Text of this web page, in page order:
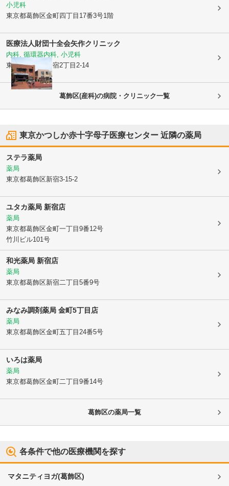
小児科
東京都葛飾区金町四丁目17番3号1階
医療法人財団十全会矢作クリニック
内科, 循環器内科, 小児科
東京都葛飾区
新宿2丁目2-14
葛飾区(産科)の病院・クリニック一覧
東京かつしか赤十字母子医療センター 近隣の薬局
ステラ薬局
薬局
東京都葛飾区新宿3-15-2
ユタカ薬局 新宿店
薬局
東京都葛飾区金町一丁目9番12号
竹川ビル101号
和光薬局 新宿店
薬局
東京都葛飾区新宿二丁目5番9号
みなみ調剤薬局 金町5丁目店
薬局
東京都葛飾区金町五丁目24番5号
いろは薬局
薬局
東京都葛飾区金町二丁目9番14号
葛飾区の薬局一覧
各条件で他の医療機関を探す
マタニティヨガ(葛飾区)